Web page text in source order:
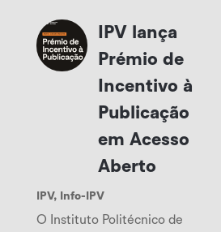
IPV lança
Prémio de
Incentivo à
Publicação
em Acesso
Aberto
IPV, Info-IPV
O Instituto Politécnico de